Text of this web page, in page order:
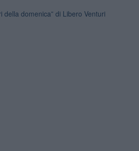
della domenica” di Libero Venturi